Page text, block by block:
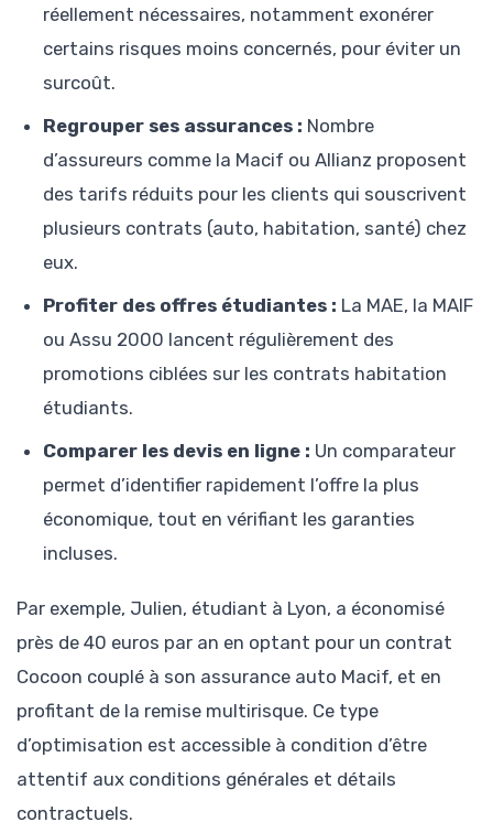
réellement nécessaires, notamment exonérer
certains risques moins concernés, pour éviter un
surcoût.
Regrouper ses assurances : Nombre
d’assureurs comme la Macif ou Allianz proposent
des tarifs réduits pour les clients qui souscrivent
plusieurs contrats (auto, habitation, santé) chez
eux.
Profiter des offres étudiantes : La MAE, la MAIF
ou Assu 2000 lancent régulièrement des
promotions ciblées sur les contrats habitation
étudiants.
Comparer les devis en ligne : Un comparateur
permet d’identifier rapidement l’offre la plus
économique, tout en vérifiant les garanties
incluses.
Par exemple, Julien, étudiant à Lyon, a économisé
près de 40 euros par an en optant pour un contrat
Cocoon couplé à son assurance auto Macif, et en
profitant de la remise multirisque. Ce type
d’optimisation est accessible à condition d’être
attentif aux conditions générales et détails
contractuels.